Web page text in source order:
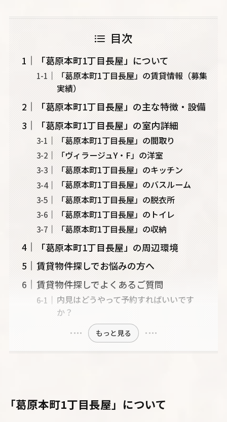
目次
「葛原本町1丁目長屋」について
「葛原本町1丁目長屋」の賃貸情報（募集
実績）
「葛原本町1丁目長屋」の主な特徴・設備
「葛原本町1丁目長屋」の室内詳細
「葛原本町1丁目長屋」の間取り
「ヴィラージュY・F」の洋室
「葛原本町1丁目長屋」のキッチン
「葛原本町1丁目長屋」のバスルーム
「葛原本町1丁目長屋」の脱衣所
「葛原本町1丁目長屋」のトイレ
「葛原本町1丁目長屋」の収納
「葛原本町1丁目長屋」の周辺環境
賃貸物件探しでお悩みの方へ
賃貸物件探しでよくあるご質問
内見はどうやって予約すればいいです
か？
もっと見る
「葛原本町1丁目長屋」について